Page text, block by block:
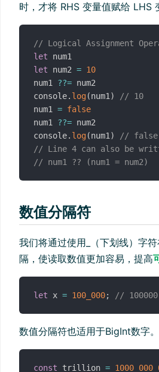
时，才将 RHS 变量值赋给 LHS
// Logical Assignment
let
let num2 = 10
num1 ??= num2
console. log(num1)
// 10
num1 = false
num1 ??= num2
console. log(num1)
// false
// Line 4 can also be
// num1 ?? (num1 = num2)
数值分隔符
我们将通过使用_（下划线）字
隔，使读取数值更加容易，提高
let x = 100_000; // 100000
数值分隔符也适用于BigInt数字。
const trillion =